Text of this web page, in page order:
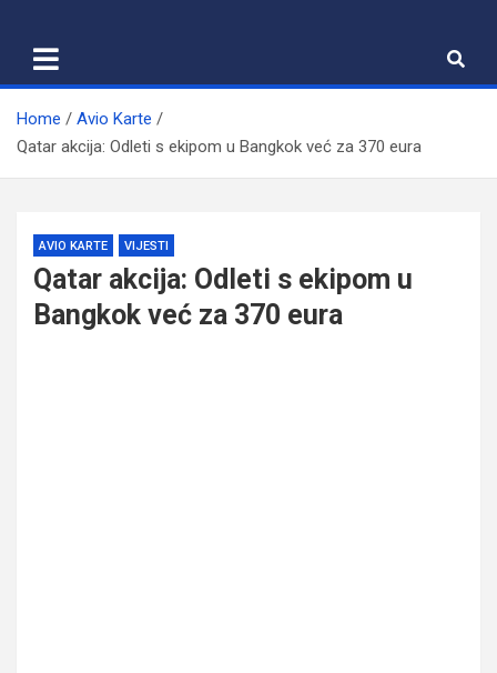
content
Home
Avio Karte
Qatar akcija: Odleti s ekipom u Bangkok već za 370 eura
AVIO KARTE VIJESTI
Qatar akcija: Odleti s ekipom u
Bangkok već za 370 eura